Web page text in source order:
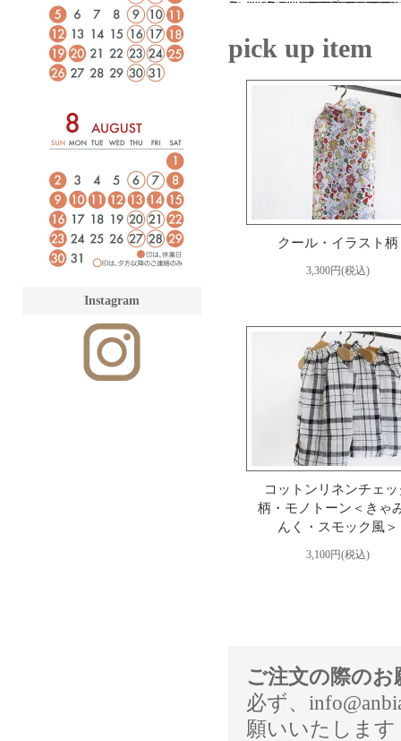
pick up item
クール・イラスト柄
3,300円(税込)
コットンリネンチェッ
柄・モノトーン＜きゃ
んく・スモック風＞
3,100円(税込)
ご注文の際のお
必ず、
願いいたします
Instagram